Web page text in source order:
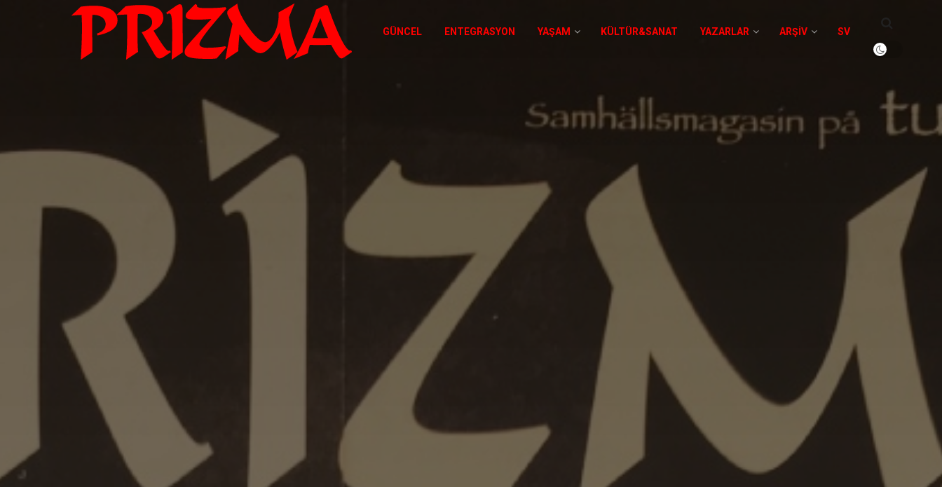
GÜNCEL ENTEGRASYON YAŞAM KÜLTÜR&SANAT YAZARLAR ARŞIV SV